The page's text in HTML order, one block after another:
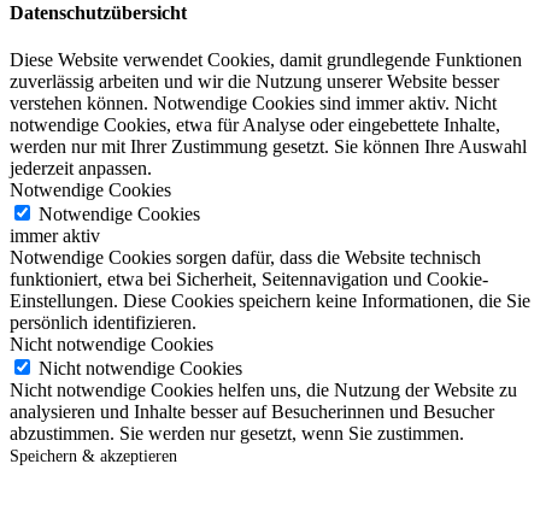
Datenschutzübersicht
Diese Website verwendet Cookies, damit grundlegende Funktionen
zuverlässig arbeiten und wir die Nutzung unserer Website besser
verstehen können. Notwendige Cookies sind immer aktiv. Nicht
notwendige Cookies, etwa für Analyse oder eingebettete Inhalte,
werden nur mit Ihrer Zustimmung gesetzt. Sie können Ihre Auswahl
jederzeit anpassen.
Notwendige Cookies
Notwendige Cookies
immer aktiv
Notwendige Cookies sorgen dafür, dass die Website technisch
funktioniert, etwa bei Sicherheit, Seitennavigation und Cookie-
Einstellungen. Diese Cookies speichern keine Informationen, die Sie
persönlich identifizieren.
Nicht notwendige Cookies
Nicht notwendige Cookies
Nicht notwendige Cookies helfen uns, die Nutzung der Website zu
analysieren und Inhalte besser auf Besucherinnen und Besucher
abzustimmen. Sie werden nur gesetzt, wenn Sie zustimmen.